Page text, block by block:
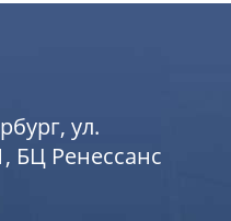
ул.
БЦ Ренессанс